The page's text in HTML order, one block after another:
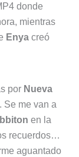
donde
mientras
Enyacreó
por Nueva
Se me van a
en la
recuerdos…
aguantado